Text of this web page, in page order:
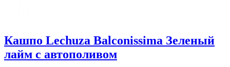
Кашпо Lechuza Balconissima Зеленый
лайм с автополивом